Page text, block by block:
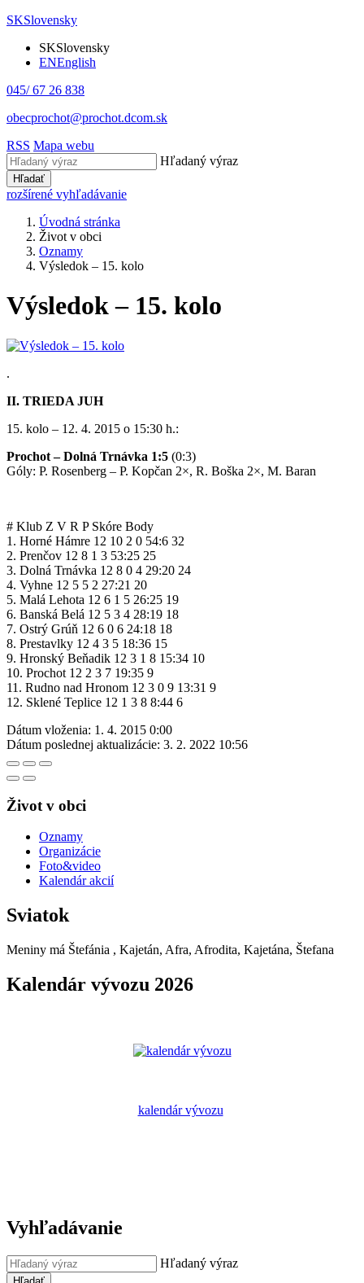
SKSlovensky
SKSlovensky
ENEnglish
045/ 67 26 838
obecprochot@prochot.dcom.sk
RSS Mapa webu
Hľadaný výraz
Hľadať
rozšírené vyhľadávanie
Úvodná stránka
Život v obci
Oznamy
Výsledok – 15. kolo
Výsledok – 15. kolo
.
II. TRIEDA JUH
15. kolo – 12. 4. 2015 o 15:30 h.:
Prochot – Dolná Trnávka 1:5 (0:3)
Góly: P. Rosenberg – P. Kopčan 2×, R. Boška 2×, M. Baran
# Klub Z V R P Skóre Body
1. Horné Hámre 12 10 2 0 54:6 32
2. Prenčov 12 8 1 3 53:25 25
3. Dolná Trnávka 12 8 0 4 29:20 24
4. Vyhne 12 5 5 2 27:21 20
5. Malá Lehota 12 6 1 5 26:25 19
6. Banská Belá 12 5 3 4 28:19 18
7. Ostrý Grúň 12 6 0 6 24:18 18
8. Prestavlky 12 4 3 5 18:36 15
9. Hronský Beňadik 12 3 1 8 15:34 10
10. Prochot 12 2 3 7 19:35 9
11. Rudno nad Hronom 12 3 0 9 13:31 9
12. Sklené Teplice 12 1 3 8 8:44 6
Dátum vloženia: 1. 4. 2015 0:00
Dátum poslednej aktualizácie: 3. 2. 2022 10:56
Život v obci
Oznamy
Organizácie
Foto&video
Kalendár akcií
Sviatok
Meniny má Štefánia , Kajetán, Afra, Afrodita, Kajetána, Štefana
Kalendár vývozu 2026
kalendár vývozu
Vyhľadávanie
Hľadaný výraz